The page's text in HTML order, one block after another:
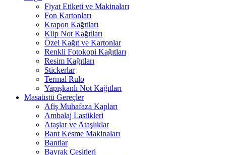
Fiyat Etiketi ve Makinaları
Fon Kartonları
Krapon Kağıtları
Küp Not Kağıtları
Özel Kağıt ve Kartonlar
Renkli Fotokopi Kağıtları
Resim Kağıtları
Stickerlar
Termal Rulo
Yapışkanlı Not Kağıtları
Masaüstü Gereçler
Afiş Muhafaza Kapları
Ambalaj Lastikleri
Ataşlar ve Ataşlıklar
Bant Kesme Makinaları
Bantlar
Bayrak Çeşitleri